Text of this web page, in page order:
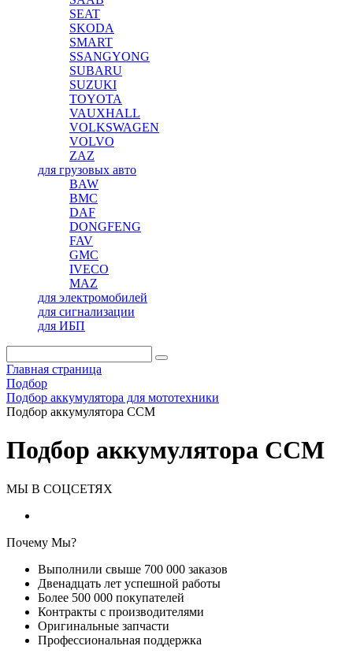
SEAT
SKODA
SMART
SSANGYONG
SUBARU
SUZUKI
TOYOTA
VAUXHALL
VOLKSWAGEN
VOLVO
ZAZ
для грузовых авто
BAW
BMC
DAF
DONGFENG
FAV
GMC
IVECO
MAZ
для электромобилей
для сигнализации
для ИБП
Главная страница
Подбор
Подбор аккумулятора для мототехники
Подбор аккумулятора CCM
Подбор аккумулятора CCM
МЫ В СОЦСЕТЯХ
Почему Мы?
Выполнили свыше 700 000 заказов
Двенадцать лет успешной работы
Более 500 000 покупателей
Контракты с производителями
Оригинальные запчасти
Профессиональная поддержка